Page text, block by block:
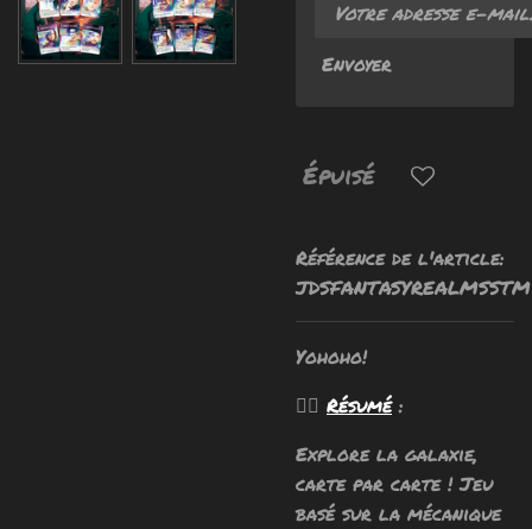
Envoyer
Épuisé
Référence de l'article:
JDSFANTASYREALMSSTM
Yohoho!
🧙‍♂️ Résumé:
Explore la galaxie,
carte par carte ! Jeu
basé sur la mécanique